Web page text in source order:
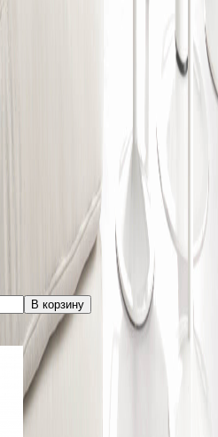
В корзину